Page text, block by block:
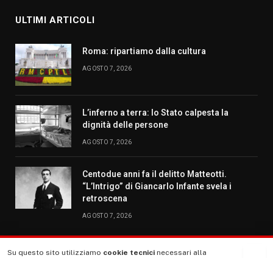
ULTIMI ARTICOLI
Roma: ripartiamo dalla cultura
AGOSTO 7, 2026
L’inferno a terra: lo Stato calpesta la
dignità delle persone
AGOSTO 7, 2026
Centodue anni fa il delitto Matteotti.
“L’Intrigo” di Giancarlo Infante svela i
retroscena
AGOSTO 7, 2026
Su questo sito utilizziamo cookie tecnici necessari alla